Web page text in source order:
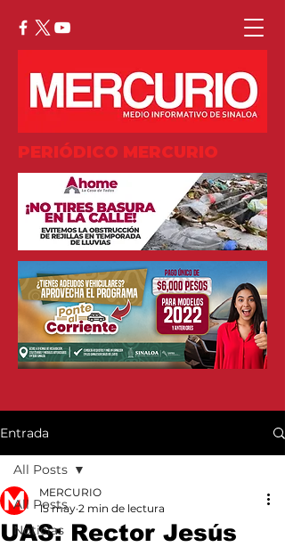
PERIÓDICO MERCURIO
Entrada
All Posts
Noticias
All Posts
UAS: Rector Jesús
MERCURIO
15 may 2 min de lectura